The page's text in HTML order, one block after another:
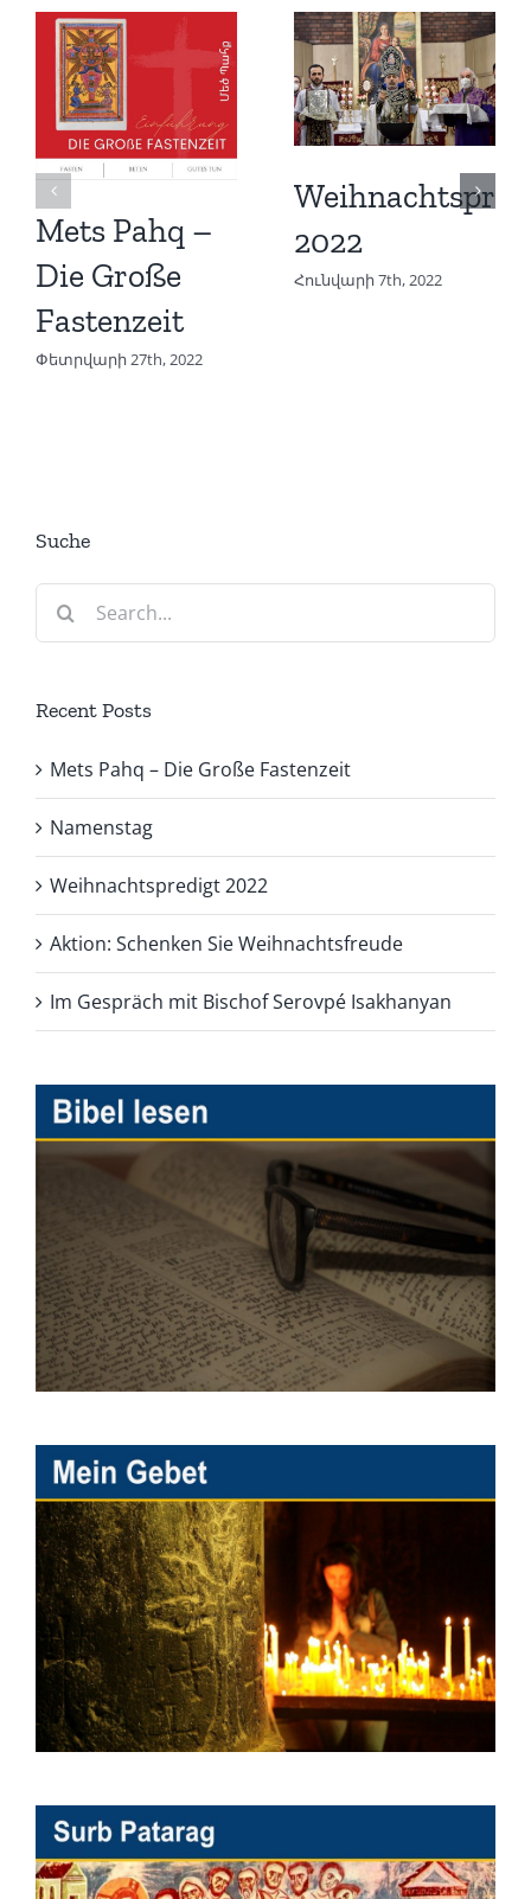
Mets Pahq –
Die Große
Fastenzeit
Փետրվարի 27th, 2022
2022
Հունվարի 7th, 2022
Suche
Search
for:
Recent Posts
Mets Pahq – Die Große Fastenzeit
Namenstag
Weihnachtspredigt 2022
Aktion: Schenken Sie Weihnachtsfreude
Im Gespräch mit Bischof Serovpé Isakhanyan